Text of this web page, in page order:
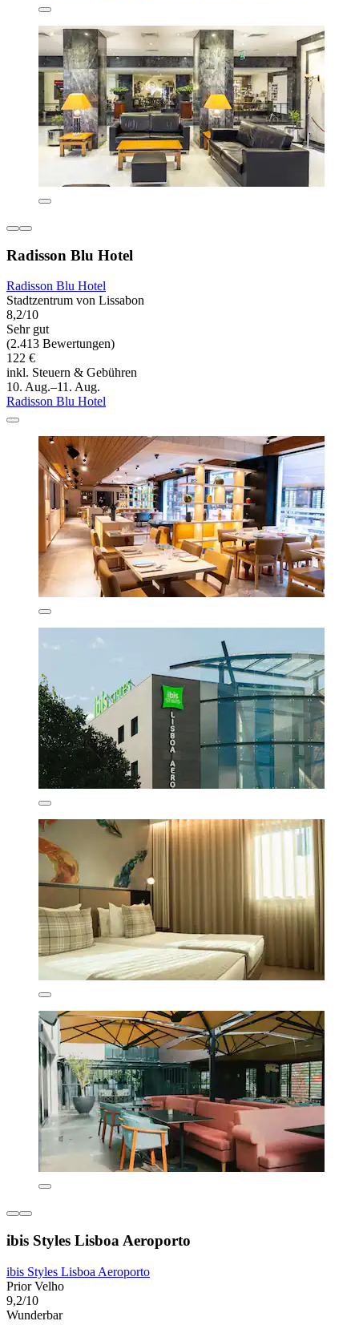
Radisson Blu Hotel
Radisson Blu Hotel
Stadtzentrum von Lissabon
8,2/10
Sehr gut
(2.413 Bewertungen)
122 €
inkl. Steuern & Gebühren
10. Aug.–11. Aug.
Radisson Blu Hotel
ibis Styles Lisboa Aeroporto
ibis Styles Lisboa Aeroporto
Prior Velho
9,2/10
Wunderbar